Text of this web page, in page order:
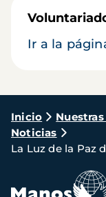
Ir a la
Ruta
de
Inicio
Noticias
La Luz de la Paz